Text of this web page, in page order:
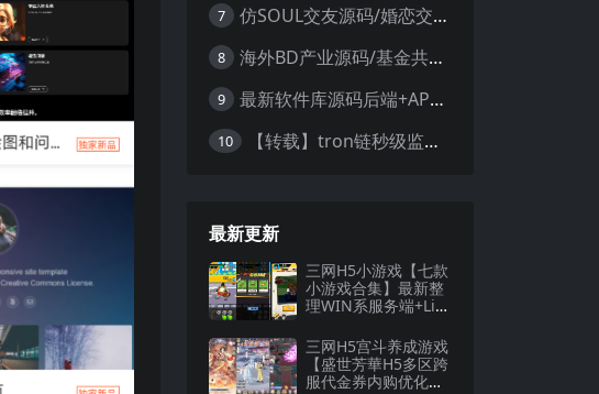
7 仿SOUL交友源码/婚恋交友源码/社交友附近人婚恋约仿陌陌APP源码系统
8 海外BD产业源码/基金共享投资理财源码
9 最新软件库源码后端+APP端源码
10 【转载】tron链秒级监控授权+查余额+提币 全开源带视频教程文字教程
最新更新
三网H5小游戏【七款
小游戏合集】最新整
理WIN系服务端+Lin
搭建教程
三网H5宫斗养成游戏
【盛世芳華H5多区跨
服代金券内购优化